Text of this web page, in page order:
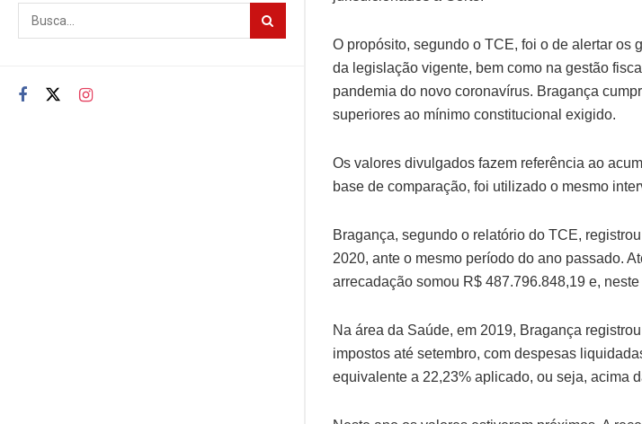
O propósito, segundo o TCE, foi o de alertar os
da legislação vigente, bem como na gestão
pandemia do novo coronavírus. Bragança
superiores ao mínimo constitucional exigido.
Os valores divulgados fazem referência ao
base de comparação, foi utilizado o mesmo
Bragança, segundo o relatório do TCE,
2020, ante o mesmo período do ano passado.
arrecadação somou R$ 487.796.848,19 e,
Na área da Saúde, em 2019, Bragança
impostos até setembro, com despesas
equivalente a 22,23% aplicado, ou seja, acima